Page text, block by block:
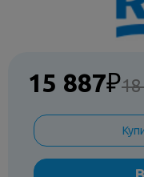
15 887₽